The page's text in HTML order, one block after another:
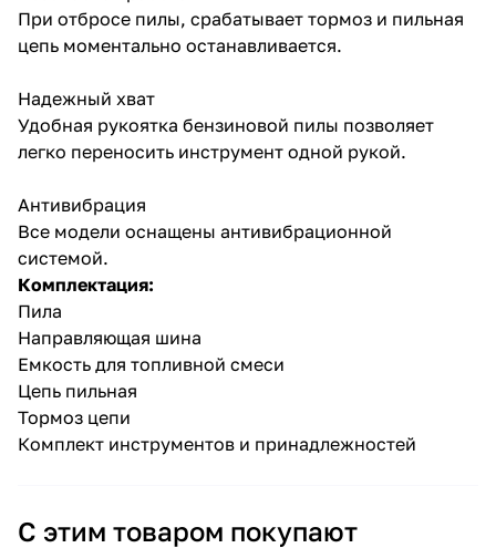
При отбросе пилы, срабатывает тормоз и пильная
цепь моментально останавливается.
Надежный хват
Удобная рукоятка бензиновой пилы позволяет
легко переносить инструмент одной рукой.
Антивибрация
Все модели оснащены антивибрационной
системой.
Комплектация:
Пила
Направляющая шина
Емкость для топливной смеси
Цепь пильная
Тормоз цепи
Комплект инструментов и принадлежностей
С этим товаром покупают